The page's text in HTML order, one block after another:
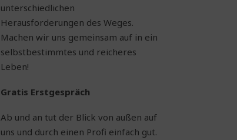
unterschiedlichen
Herausforderungen des Weges.
Machen wir uns gemeinsam auf in ein
selbstbestimmtes und reicheres
Leben!
Gratis Erstgespräch
Ab und an tut der Blick von außen auf
uns und durch einen Profi einfach gut.